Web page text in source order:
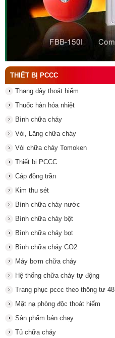
THIẾT BỊ PCCC
Thang dây thoát hiểm
Thuốc hàn hóa nhiệt
Bình chữa cháy
Vòi, Lăng chữa cháy
Vòi chữa cháy Tomoken
Thiết bị PCCC
Cáp đồng trần
Kim thu sét
Bình chữa cháy nước
Bình chữa cháy bột
Bình chữa cháy bọt
Bình chữa cháy CO2
Máy bơm chữa cháy
Hệ thống chữa cháy tự động
Trang phục pccc theo thông tư 48
Mặt nạ phòng độc thoát hiểm
Sản phẩm bán chạy
Tủ chữa cháy